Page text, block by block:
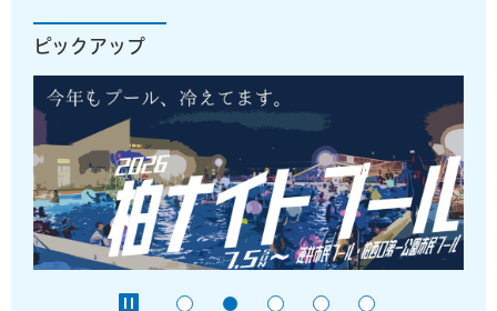
ピックアップ